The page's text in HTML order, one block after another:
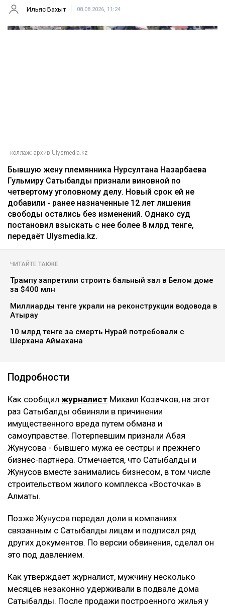
Ильяс Бахыт 08.08.2026, 11:24
коллаж: архив Ulysmedia.kz
Бывшую жену племянника Нурсултана Назарбаева
Гульмиру Сатыбалды признали виновной по
четвертому уголовному делу. Новый срок ей не
добавили - ранее назначенные 12 лет лишения
свободы остались без изменений. Однако суд
постановил взыскать с нее более 8 млрд тенге,
передаёт Ulysmedia.kz.
ЧИТАЙТЕ ТАКЖЕ
Трампу запретили строить бальный зал в Белом доме
за $400 млн
Миллиарды тенге украли на реконструкции водовода в
Атырау
10 млрд тенге за смерть Нурай потребовали с
Шерхана Аймахана
Подробности
Как сообщил журналист Михаил Козачков, на этот
раз Сатыбалды обвиняли в причинении
имущественного вреда путем обмана и
самоуправстве. Потерпевшим признали Абая
Жунусова - бывшего мужа ее сестры и прежнего
бизнес-партнера. Отмечается, что Сатыбалды и
Жунусов вместе занимались бизнесом, в том числе
строительством жилого комплекса «Восточка» в
Алматы.
Позже Жунусов передал доли в компаниях
связанным с Сатыбалды лицам и подписал ряд
других документов. По версии обвинения, сделал он
это под давлением.
Как утверждает журналист, мужчину несколько
месяцев незаконно удерживали в подвале дома
Сатыбалды. После продажи построенного жилья у